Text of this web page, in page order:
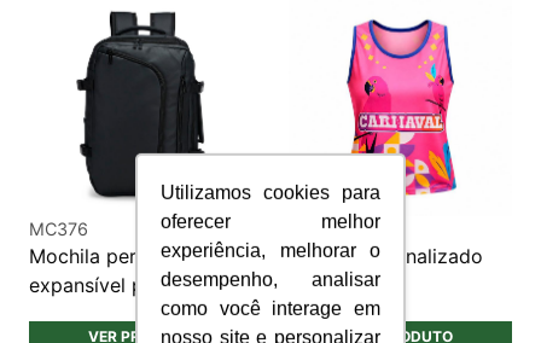
Utilizamos cookies para
oferecer melhor
experiência, melhorar o
desempenho, analisar
como você interage em
nosso site e personalizar
MC376
Mochila personalizada
expansível pu 28L
VER PRODUTO
CAM110
Abadá personalizado
em Dry Fit
VER PRODUTO